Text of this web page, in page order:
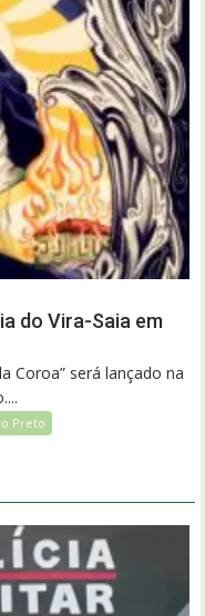
do Vira-Saia em
Coroa” será lançado na
Preto